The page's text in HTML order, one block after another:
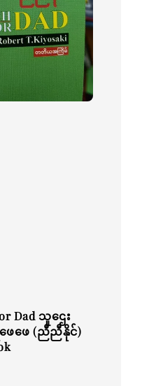
Dad သူဌေး
ေဖေ (ညီညီနိုင်)